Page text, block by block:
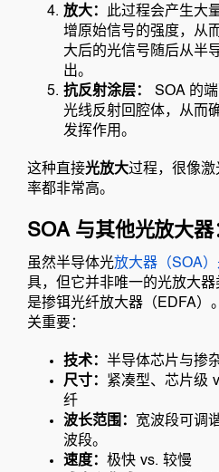
放大：
此过程会产生大
增原始信号的强度，从
大后的光信号随后从半
出。
抗反射涂层：
SOA 的
光线反射回腔体，从而
发挥作用。
这种直接光放大过程，很像
率都非常高。
SOA 与其他光放大器
虽然半导体光放大器（SOA）
具，但它并非唯一的光放大
是掺铒光纤放大器（EDFA）
关重要：
技术： 半导体芯片与掺
尺寸： 紧凑型、芯片级
纤
波长范围： 宽波段可调
波段。
速度： 极快 vs. 较慢